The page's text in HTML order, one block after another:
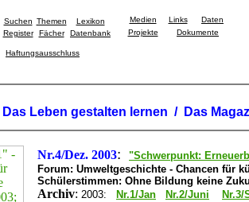
Suchen Themen
Lexikon
Register
Fächer Datenbank
Medien Links
Daten
Projekte
Dokumente
Haftungsausschluss
Leben gestalten lernen / Das
Nr.4/Dez. 2003:
"Schwerpunkt:
Forum: Umweltgeschichte - Chancen für
Schülerstimmen: Ohne Bildung keine
Archiv: 2003: Nr.1/Jan Nr.2/Juni
Nr.3/